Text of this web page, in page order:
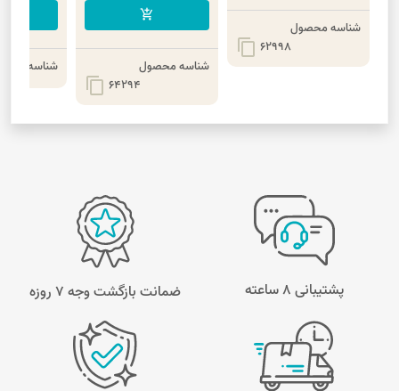
شناسه محصول
62998
content_copy
add_shopping_cart
شناسه محصول
64294
content_copy
شناسه
پشتیبانی 8 ساعته ضمانت بازگشت وجه ۷ روزه